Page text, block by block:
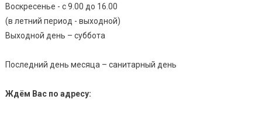
Воскресенье - с 9.00 до 16.00
(в летний период - выходной)
Выходной день – суббота
Последний день месяца – санитарный день
Ждём Вас по адресу: